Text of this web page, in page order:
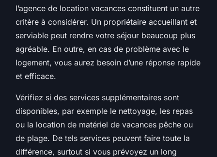
l’agence de location vacances constituent un autre
critère à considérer. Un propriétaire accueillant et
serviable peut rendre votre séjour beaucoup plus
agréable. En outre, en cas de problème avec le
logement, vous aurez besoin d’une réponse rapide
et efficace.
Vérifiez si des services supplémentaires sont
disponibles, par exemple le nettoyage, les repas
ou la location de matériel de vacances pêche ou
de plage. De tels services peuvent faire toute la
différence, surtout si vous prévoyez un long